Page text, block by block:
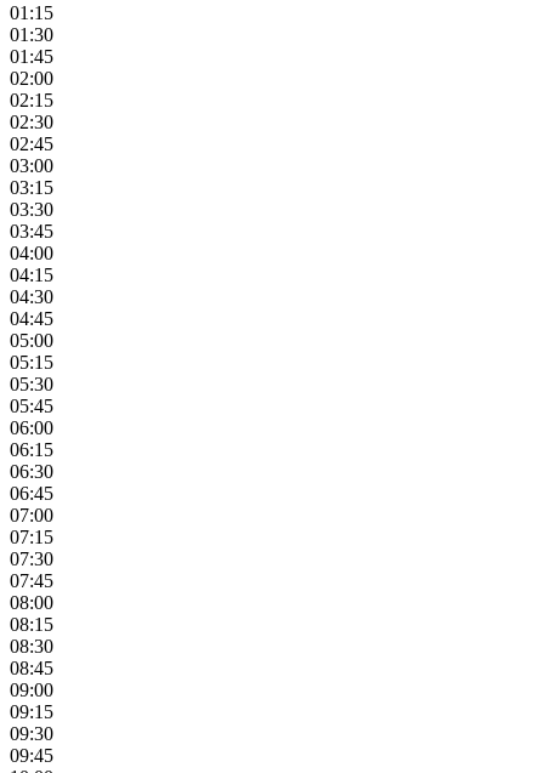
01:15
01:30
01:45
02:00
02:15
02:30
02:45
03:00
03:15
03:30
03:45
04:00
04:15
04:30
04:45
05:00
05:15
05:30
05:45
06:00
06:15
06:30
06:45
07:00
07:15
07:30
07:45
08:00
08:15
08:30
08:45
09:00
09:15
09:30
09:45